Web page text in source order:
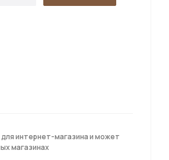
интернет-магазина и может
магазинах